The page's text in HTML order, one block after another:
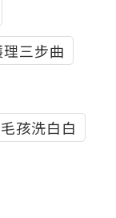
三步曲
毛孩洗白白